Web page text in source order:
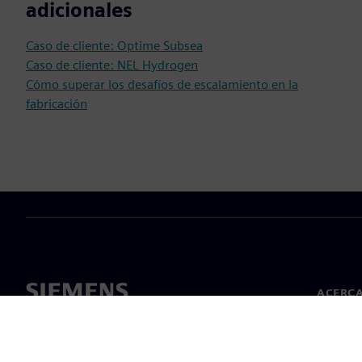
adicionales
Caso de cliente: Optime Subsea
Caso de cliente: NEL Hydrogen
Cómo superar los desafíos de escalamiento en la
fabricación